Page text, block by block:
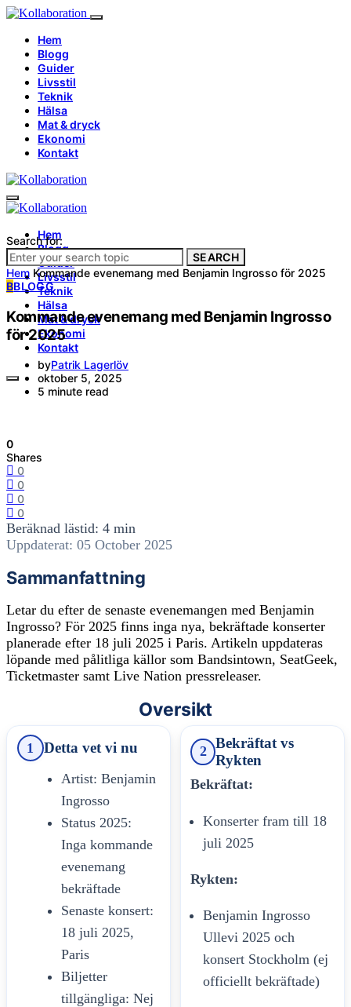
Hem
Blogg
Guider
Livsstil
Teknik
Hälsa
Mat & dryck
Ekonomi
Kontakt
Hem
Blogg
Guider
Livsstil
Teknik
Hälsa
Mat & dryck
Ekonomi
Kontakt
Search for:
SEARCH
Hem Kommande evenemang med Benjamin Ingrosso för 2025
BBLOGG
Kommande evenemang med Benjamin Ingrosso
för 2025
byPatrik Lagerlöv
oktober 5, 2025
5 minute read
0
Shares
0
0
0
0
Beräknad lästid: 4 min
Uppdaterat: 05 October 2025
Sammanfattning
Letar du efter de senaste evenemangen med Benjamin
Ingrosso? För 2025 finns inga nya, bekräftade konserter
planerade efter 18 juli 2025 i Paris. Artikeln uppdateras
löpande med pålitliga källor som Bandsintown, SeatGeek,
Ticketmaster samt Live Nation pressreleaser.
Oversikt
1 Detta vet vi nu
Artist: Benjamin
Ingrosso
Status 2025:
Inga kommande
evenemang
bekräftade
Senaste konsert:
18 juli 2025,
Paris
Biljetter
tillgängliga: Nej
2
Bekräftat vs
Rykten
Bekräftat:
Konserter fram till 18
juli 2025
Rykten:
Benjamin Ingrosso
Ullevi 2025 och
konsert Stockholm (ej
officiellt bekräftade)